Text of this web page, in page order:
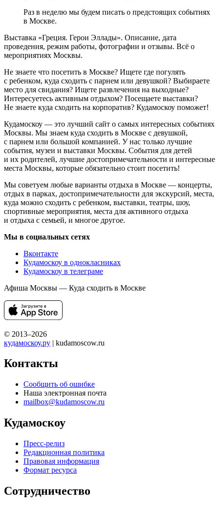
Раз в неделю мы будем писать о предстоящих событиях
в Москве.
Выставка «Греция. Герои Эллады». Описание, дата
проведения, режим работы, фотографии и отзывы. Всё о
мероприятиях Москвы.
Не знаете что посетить в Москве? Ищете где погулять
с ребенком, куда сходить с парнем или девушкой? Выбираете
место для свидания? Ищете развлечения на выходные?
Интересуетесь активным отдыхом? Посещаете выставки?
Не знаете куда сходить на корпоратив? Кудамоскоу поможет!
Кудамоскоу — это лучший сайт о самых интересных событиях
Москвы. Мы знаем куда сходить в Москве с девушкой,
с парнем или большой компанией. У нас только лучшие
события, музеи и выставки Москвы. События для детей
и их родителей, лучшие достопримечательности и интересные
места Москвы, которые обязательно стоит посетить!
Мы советуем любые варианты отдыха в Москве — концерты,
отдых в парках, достопримечательности для экскурсий, места,
куда можно сходить с ребенком, выставки, театры, шоу,
спортивные мероприятия, места для активного отдыха
и отдыха с семьей, и многое другое.
Мы в социальных сетях
Вконтакте
Кудамоскоу в однокласниках
Кудамоскоу в телеграме
Афиша Москвы — Куда сходить в Москве
© 2013–2026
кудамоскоу.ру | kudamoscow.ru
Контакты
Сообщить об ошибке
Наша электронная почта
mailbox@kudamoscow.ru
Кудамоскоу
Пресс-релиз
Редакционная политика
Правовая информация
Формат ресурса
Сотрудничество